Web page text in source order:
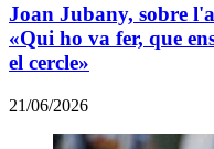
Joan Jubany, sobre
«Qui ho va fer, que
el cercle»
21/06/2026